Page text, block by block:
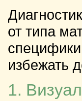
от типа
избежать
1.